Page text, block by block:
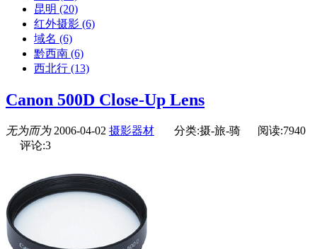
昆明 (20)
红外摄影 (6)
域名 (6)
黔西南 (6)
西北行 (13)
Canon 500D Close-Up Lens
无为而为 2006-04-02 摄影器材 分类:摄-旅-骑
阅读:7940
评论:3